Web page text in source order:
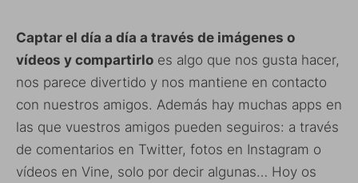
Captar el día a día a través de imágenes o
vídeos y compartirlo es algo que nos gusta hacer,
nos parece divertido y nos mantiene en contacto
con nuestros amigos. Además hay muchas apps en
las que vuestros amigos pueden seguiros: a través
de comentarios en Twitter, fotos en Instagram o
vídeos en Vine, solo por decir algunas… Hoy os